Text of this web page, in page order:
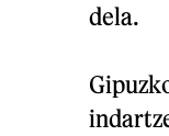
dela.